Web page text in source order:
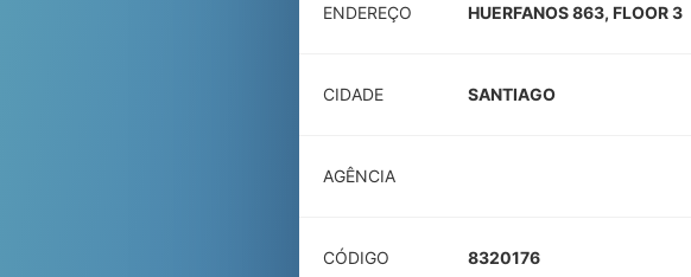
ENDEREÇO HUERFANOS 863, FLOOR 3
CIDADE SANTIAGO
AGÊNCIA
CÓDIGO
8320176